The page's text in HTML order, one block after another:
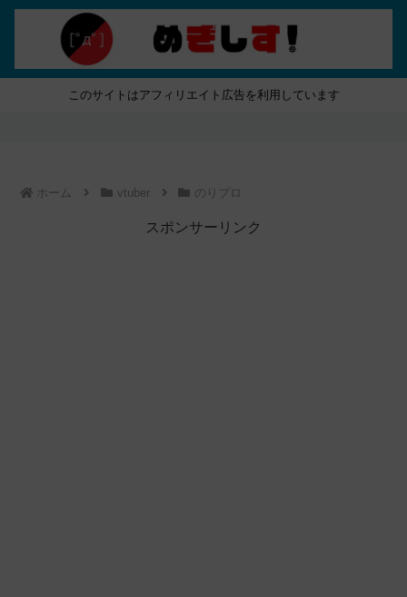
このサイトはアフィリエイト広告を利用しています
ホーム vtuber のりプロ
スポンサーリンク